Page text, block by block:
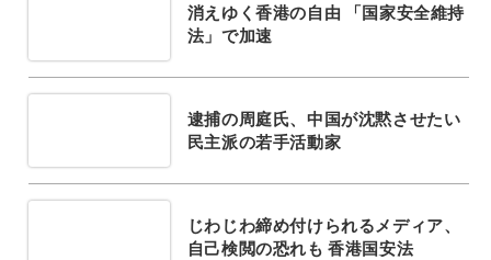
消えゆく香港の自由 「国家安全維持
法」で加速
逮捕の周庭氏、中国が沈黙させたい
民主派の若手活動家
じわじわ締め付けられるメディア、
自己検閲の恐れも 香港国安法